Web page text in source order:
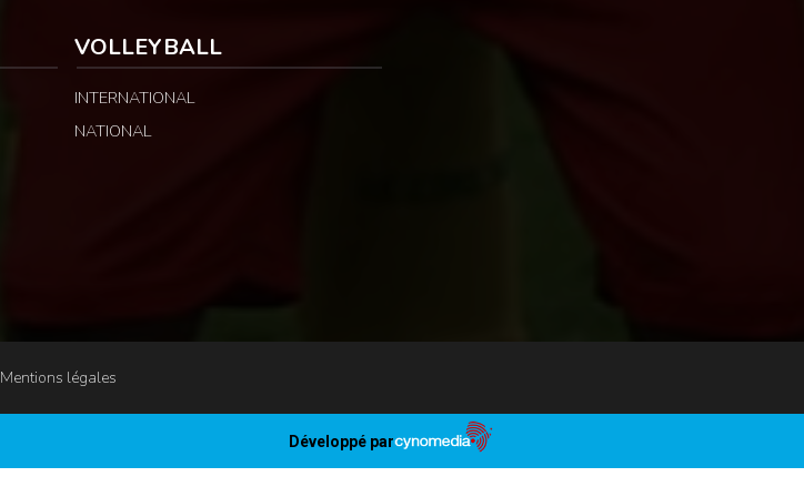
VOLLEYBALL
INTERNATIONAL
NATIONAL
Mentions légales
Développé par